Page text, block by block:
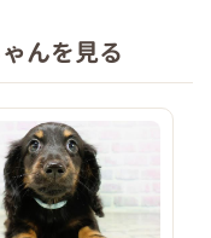
んを見る